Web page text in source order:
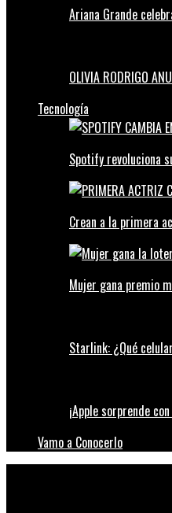
Ariana Grande
OLIVIA RODRIGO
Tecnología
Spotify revoluciona
Crean a la primera
Mujer gana premio
Starlink: ¿Qué
¡Apple sorprende
Vamo a Conocerlo